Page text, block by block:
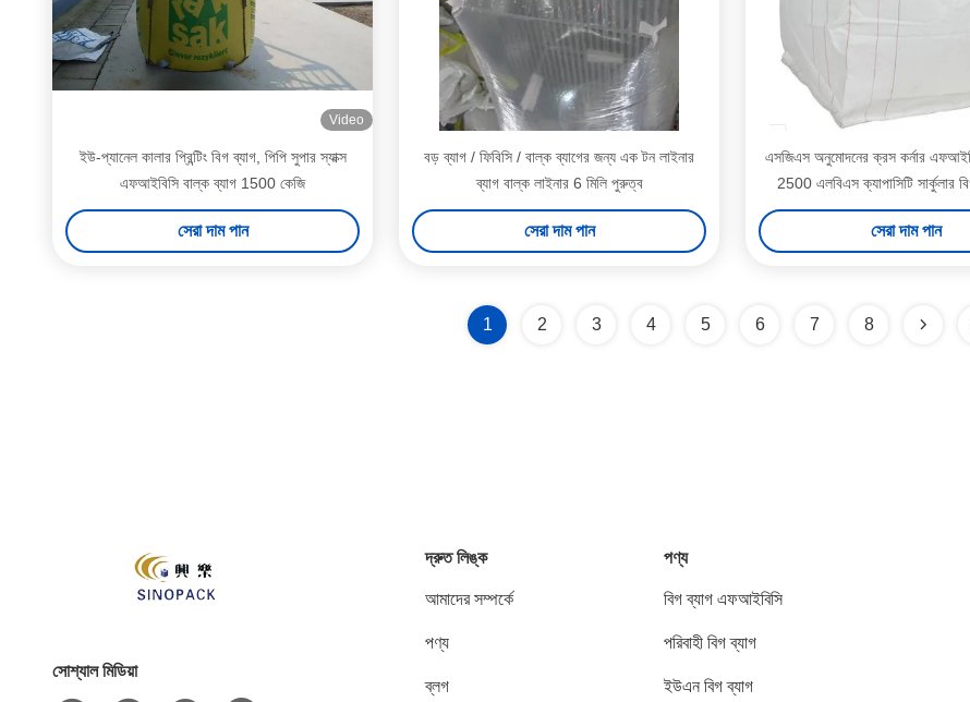
Video
ইউ-প্যানেল কালার প্রিন্টিং বিগ ব্যাগ, পিপি সুপার স্যাক্স
এফআইবিসি বাল্ক ব্যাগ 1500 কেজি
সেরা দাম পান
বড় ব্যাগ / ফিবিসি / বাল্ক ব্যাগের জন্য এক টন লাইনার
ব্যাগ বাল্ক লাইনার 6 মিলি পুরুত্ব
সেরা দাম পান
এসজিএস অনুমোদনের ক্রস কর্নার
2500 এলবিএস ক্যাপাসিটি সার্কুলার
সেরা দাম পান
1 2 3 4 5 6 7 8
সোশ্যাল মিডিয়া
দ্রুত লিঙ্ক
আমাদের সম্পর্কে
পণ্য
ব্লগ
পণ্য
বিগ ব্যাগ এফআইবিসি
পরিবাহী বিগ ব্যাগ
ইউএন বিগ ব্যাগ